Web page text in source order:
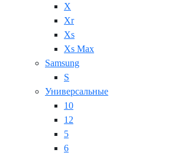
X
Xr
Xs
Xs Max
Samsung
S
Универсальные
10
12
5
6